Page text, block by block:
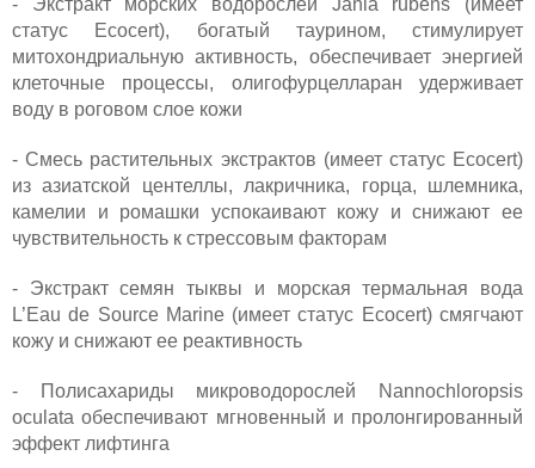
статус Ecоcert), богатый таурином, стимулирует
митохондриальную активность, обеспечивает энергией
клеточные процессы, олигофурцелларан удерживает
воду в роговом слое кожи
- Смесь растительных экстрактов (имеет статус Ecоcert)
из азиатской центеллы, лакричника, горца, шлемника,
камелии и ромашки успокаивают кожу и снижают ее
чувствительность к стрессовым факторам
- Экстракт семян тыквы и морская термальная вода
L’Eau de Source Marine (имеет статус Ecоcert) смягчают
кожу и снижают ее реактивность
- Полисахариды микроводорослей Nannochloropsis
oculata обеспечивают мгновенный и пролонгированный
эффект лифтинга